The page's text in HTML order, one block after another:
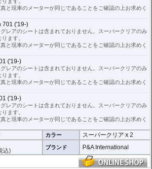
と現車のメーターが同じであることをご確認の上お求めく
701 ('19-)
レアのシートは含まれておりません。スーパークリアのみ
ます。
と現車のメーターが同じであることをご確認の上お求めく
('19-)
レアのシートは含まれておりません。スーパークリアのみ
ます。
と現車のメーターが同じであることをご確認の上お求めく
('19-)
レアのシートは含まれておりません。スーパークリアのみ
ます。
と現車のメーターが同じであることをご確認の上お求めく
カラー スーパークリア x 2
込) ブランド P&A International